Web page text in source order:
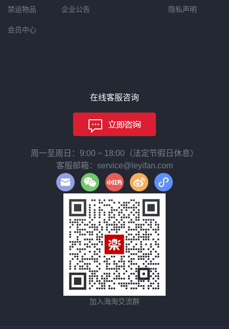
禁运物品
会员中心
企业公告 隐私声明
在线客服咨询
周一至周日：9:00 ~ 18:00（法定节假日休息）
客服邮箱：service@leyifan.com
加入海淘交流群